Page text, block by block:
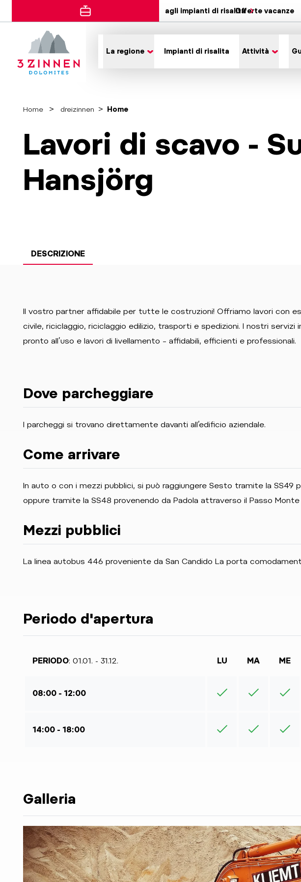
agli impianti di risalitaOfferte vacanze
La regione Impianti di risalita Attività
Home dreizinnen Home
Lavori di scavo -
Hansjörg
DESCRIZIONE
Il vostro partner affidabile per tutte le costruzioni! Offriamo lavori con
civile, riciclaggio, riciclaggio edilizio, trasporti e spedizioni. I nostri servizi
pronto all’uso e lavori di livellamento – affidabili, efficienti e professionali.
Dove parcheggiare
I parcheggi si trovano direttamente davanti all’edificio aziendale.
Come arrivare
In auto o con i mezzi pubblici, si può raggiungere Sesto tramite la SS49
oppure tramite la SS48 provenendo da Padola attraverso il Passo Monte
Mezzi pubblici
La linea autobus 446 proveniente da San Candido La porta
Periodo d'apertura
PERIODO: 01.01. - 31.12. LU MA ME
08:00 - 12:00
14:00 - 18:00
Galleria